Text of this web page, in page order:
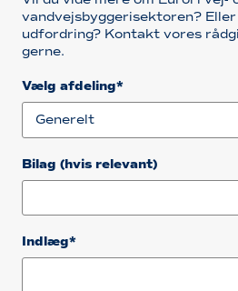
vandvejsbyggerisektoren?
udfordring? Kontakt vores
gerne.
Vælg afdeling*
Bilag (hvis relevant)
Indlæg*